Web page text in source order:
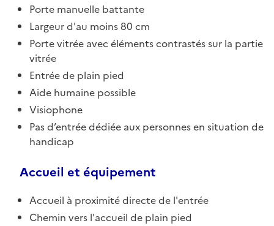
Porte manuelle battante
Largeur d'au moins 80 cm
Porte vitrée avec éléments contrastés sur la partie
vitrée
Entrée de plain pied
Aide humaine possible
Visiophone
Pas d’entrée dédiée aux personnes en situation de
handicap
Accueil et équipement
Accueil à proximité directe de l'entrée
Chemin vers l'accueil de plain pied